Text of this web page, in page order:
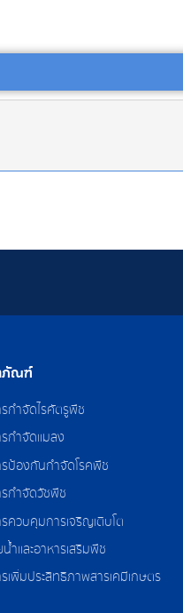
ภัณฑ์
กำจัดไรศัตรูพืช
กำจัดแมลง
ป้องกันกำจัดโรคพืช
กำจัดวัชพืช
ควบคุมการเจริญเติบโต
ำและอาหารเสริมพืช
เพิ่มประสิทธิภาพสารเคมีเกษตร